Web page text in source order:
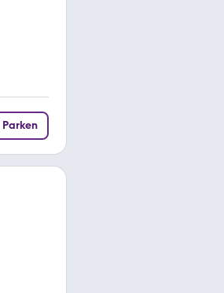
Parken